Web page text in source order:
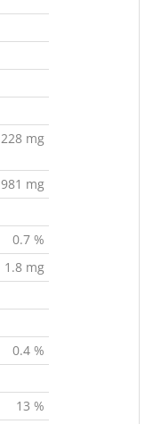
228 mg
981 mg
0.7 %
1.8 mg
0.4 %
13 %